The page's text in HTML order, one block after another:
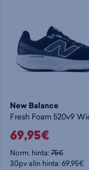
New Balance
69,95€
Norm. hinta:75€
30pv alin hinta: 69,95€